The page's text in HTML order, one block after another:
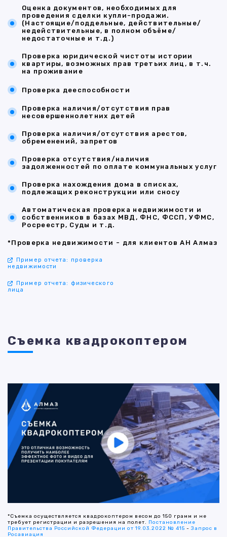
Оценка документов, необходимых для
проведения сделки купли-продажи.
(Настоящие/поддельные, действительные/
недействительные, в полном объёме/
недостаточные и т.д.)
Проверка юридической чистоты истории
квартиры, возможных прав третьих лиц, в т.ч.
на проживание
Проверка дееспособности
Проверка наличия/отсутствия прав
несовершеннолетних детей
Проверка наличия/отсутствия арестов,
обременений, запретов
Проверка отсутствия/наличия
задолженностей по оплате коммунальных услуг
Проверка нахождения дома в списках,
подлежащих реконструкции или сносу
Автоматическая проверка недвижимости и
собственников в базах МВД, ФНС, ФССП, УФМС,
Росреестр, Суды и т.д.
*Проверка недвижимости - для клиентов АН Алмаз
Пример отчета: проверка
недвижимости
Пример отчета: физического
лица
Съемка квадрокоптером
*Съемка осуществляется квадрокоптером весом до 150 грамм и не
требует регистрации и разрешения на полет. Постановление
Правительства Российской Федерации от 19.03.2022 № 415 -Запрос в
Росавиация